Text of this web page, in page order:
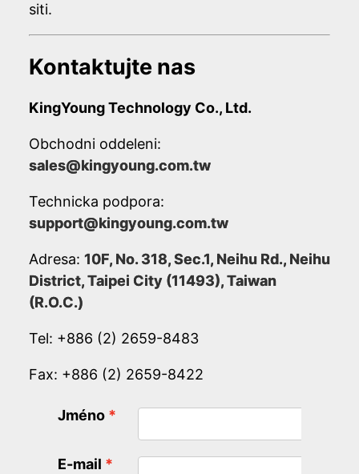
siti.
Kontaktujte nas
KingYoung Technology Co., Ltd.
Obchodni oddeleni:
sales@kingyoung.com.tw
Technicka podpora:
support@kingyoung.com.tw
Adresa: 10F, No. 318, Sec.1, Neihu Rd., Neihu
District, Taipei City (11493), Taiwan
(R.O.C.)
Tel: +886 (2) 2659-8483
Fax: +886 (2) 2659-8422
Jméno
E-mail